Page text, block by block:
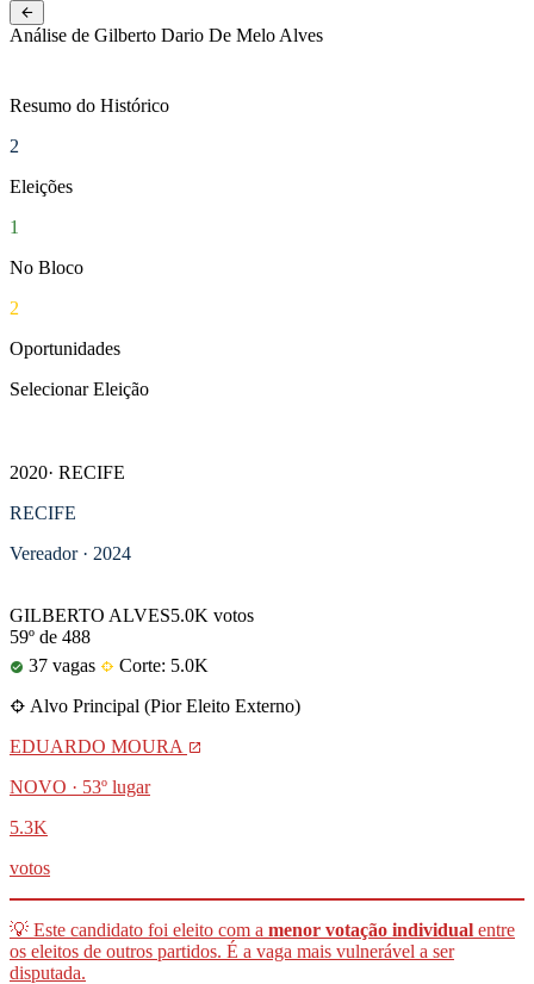
NOVO
Análise de Gilberto Dario De Melo Alves
Resumo do Histórico
2
Eleições
1
No Bloco
2
Oportunidades
Selecionar Eleição
2020· RECIFE
RECIFE
Vereador · 2024
GILBERTO ALVES5.0K votos
59º de 488
37 vagas
Corte: 5.0K
Alvo Principal (Pior Eleito Externo)
EDUARDO MOURA
NOVO · 53º lugar
5.3K
votos
💡 Este candidato foi eleito com a menor votação individual entre
os eleitos de outros partidos. É a vaga mais vulnerável a ser
disputada.